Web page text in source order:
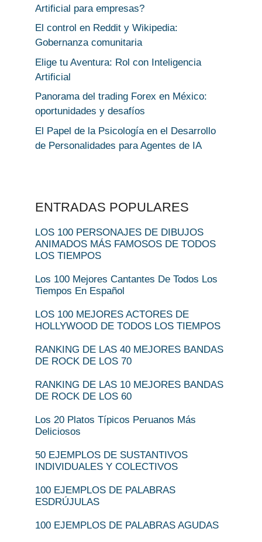
Artificial para empresas?
El control en Reddit y Wikipedia:
Gobernanza comunitaria
Elige tu Aventura: Rol con Inteligencia
Artificial
Panorama del trading Forex en México:
oportunidades y desafíos
El Papel de la Psicología en el Desarrollo
de Personalidades para Agentes de IA
ENTRADAS POPULARES
LOS 100 PERSONAJES DE DIBUJOS
ANIMADOS MÁS FAMOSOS DE TODOS
LOS TIEMPOS
Los 100 Mejores Cantantes De Todos Los
Tiempos En Español
LOS 100 MEJORES ACTORES DE
HOLLYWOOD DE TODOS LOS TIEMPOS
RANKING DE LAS 40 MEJORES BANDAS
DE ROCK DE LOS 70
RANKING DE LAS 10 MEJORES BANDAS
DE ROCK DE LOS 60
Los 20 Platos Típicos Peruanos Más
Deliciosos
50 EJEMPLOS DE SUSTANTIVOS
INDIVIDUALES Y COLECTIVOS
100 EJEMPLOS DE PALABRAS
ESDRÚJULAS
100 EJEMPLOS DE PALABRAS AGUDAS